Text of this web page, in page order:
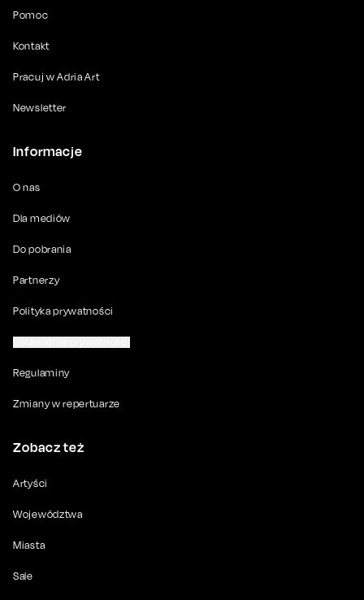
Pomoc
Kontakt
Pracuj w Adria Art
Newsletter
Informacje
O nas
Dla mediów
Do pobrania
Partnerzy
Polityka prywatności
Regulaminy
Zmiany w repertuarze
Zobacz też
Artyści
Województwa
Miasta
Sale